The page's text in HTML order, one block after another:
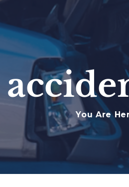
You Are